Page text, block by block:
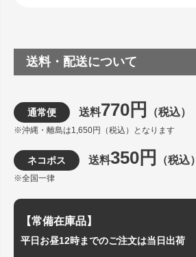
送料・配送について
通常便 送料770円 （税込）
※沖縄・離島は1,650円（税込）となります
ネコポス 送料350円 （税込）
※全国一律
【常備在庫品】
平日お昼12時までのご注文は当日出荷